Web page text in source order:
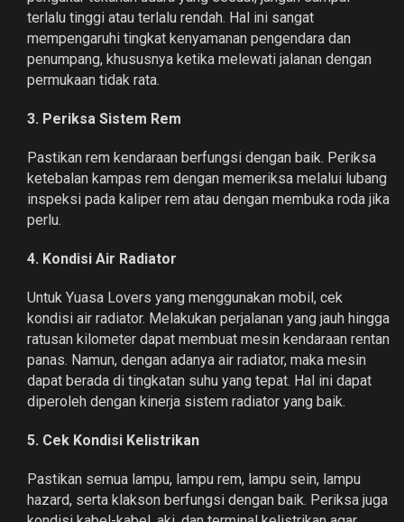
terlalu tinggi atau terlalu rendah. Hal ini sangat
mempengaruhi tingkat kenyamanan pengendara dan
penumpang, khususnya ketika melewati jalanan dengan
permukaan tidak rata.
3. Periksa Sistem Rem
Pastikan rem kendaraan berfungsi dengan baik. Periksa
ketebalan kampas rem dengan memeriksa melalui lubang
inspeksi pada kaliper rem atau dengan membuka roda jika
perlu.
4. Kondisi Air Radiator
Untuk Yuasa Lovers yang menggunakan mobil, cek
kondisi air radiator. Melakukan perjalanan yang jauh hingga
ratusan kilometer dapat membuat mesin kendaraan rentan
panas. Namun, dengan adanya air radiator, maka mesin
dapat berada di tingkatan suhu yang tepat. Hal ini dapat
diperoleh dengan kinerja sistem radiator yang baik.
5. Cek Kondisi Kelistrikan
Pastikan semua lampu, lampu rem, lampu sein, lampu
hazard, serta klakson berfungsi dengan baik. Periksa juga